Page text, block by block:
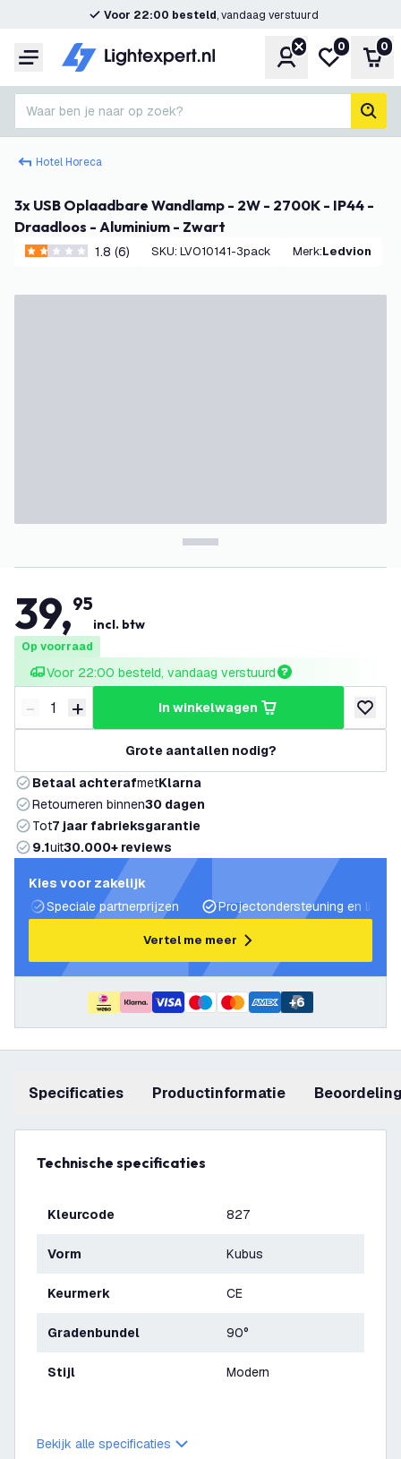
Voor 22:00 besteld, vandaag verstuurd
Menu Account
Mijn
0 0
Waar ben je naar op zoek?
Hotel Horeca
3x USB Oplaadbare Wandlamp - 2W - 2700K - IP44 -
Draadloos - Aluminium - Zwart
1.8 score sterren
1.8 (6) SKU: LVO10141-3pack Merk: Ledvion
39,95
incl. btw
Op voorraad
Voor 22:00 besteld, vandaag verstuurd
Verminder hoeveelheid
- Verhoog hoeveelheid
+ in winkelwagen
Grote aantallen nodig?
Betaal achterafmetKlarna
Retourneren binnen30 dagen
Tot7 jaar fabrieksgarantie
9.1uit30.000+ reviews
Kies voor zakelijk
Speciale partnerprijzen
Projectondersteuning en
Vertel me meer
+6
Specificaties productinformatie
Technische specificaties
Kleurcode 827
Vorm Kubus
Keurmerk CE
Gradenbundel 90°
Stijl Modern
Bekijk alle specificaties